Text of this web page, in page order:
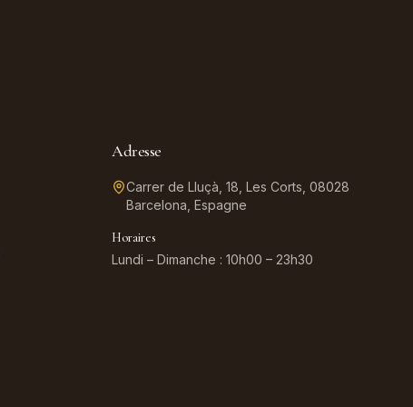
Adresse
Carrer de Lluçà, 18, Les Corts, 08028
Barcelona, Espagne
Horaires
Lundi – Dimanche : 10h00 – 23h30